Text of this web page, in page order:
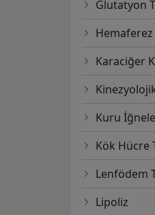
Glutatyon
Hemaferez
Karaciğer
Kuru
Kök Hücre
Lenfödem
Lipoliz